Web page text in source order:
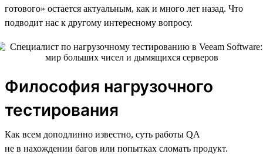
готового» остается актуальным, как и много лет назад. Что
подводит нас к другому интересному вопросу.
Философия нагрузочного
тестирования
Как всем доподлинно известно, суть работы QA
не в нахождении багов или попытках сломать продукт.